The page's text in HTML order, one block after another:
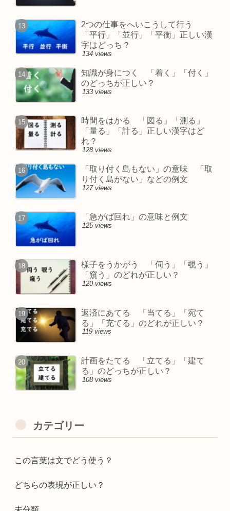
2つの仕事をへいこうして行う
「平行」「並行」「平衡」正しい漢
字はどっち？
134 views
知識が身につく 「着く」「付く」
のどっちが正しい？
133 views
時間をはかる 「図る」「測る」
「量る」「計る」正しい漢字はど
れ？
128 views
「取り付く島もない」の意味 「取
り付く島がない」などの例文
127 views
「急がば回れ」の意味と例文
125 views
様子をうかがう 「伺う」「覗う」
「窺う」のどれが正しい？
120 views
返済にあてる 「当てる」「宛て
る」「充てる」のどれが正しい？
119 views
計画をたてる 「立てる」「建て
る」のどっちが正しい？
108 views
カテゴリー
この言葉は文でどう使う？
どちらの表現が正しい？